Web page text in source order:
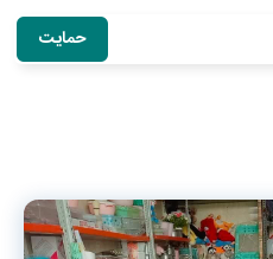
حمایت